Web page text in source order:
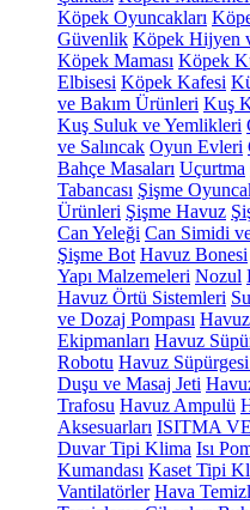
Köpek Oyuncakları
Güvenlik Köpek Hijyen
Köpek Maması Köpek
Elbisesi Köpek Kafesi
ve Bakım Ürünleri Kuş
Kuş Suluk ve Yemlikleri
ve Salıncak Oyun Evleri
Bahçe Masaları Uçurtma
Tabancası Şişme
Ürünleri Şişme Havuz
Can Yeleği Can Simidi
Şişme Bot Havuz Bonesi
Yapı Malzemeleri Nozul
Havuz Örtü Sistemleri
ve Dozaj Pompası
Ekipmanları Havuz
Robotu Havuz Süpürgesi
Duşu ve Masaj Jeti
Trafosu Havuz Ampulü
Aksesuarları ISITMA
Duvar Tipi Klima Isı
Kumandası Kaset Tipi
Vantilatörler Hava